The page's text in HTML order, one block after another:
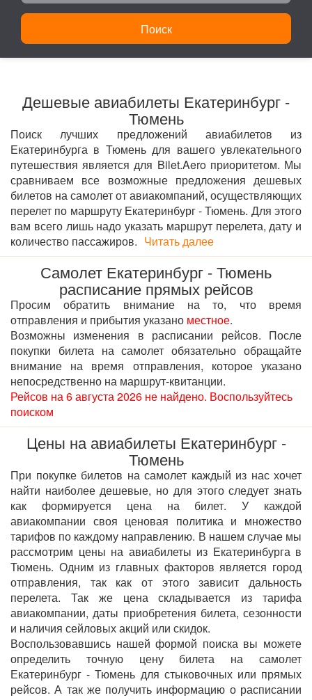
Поиск
Дешевые авиабилеты Екатеринбург -
Тюмень
Поиск лучших предложений авиабилетов из
Екатеринбурга в Тюмень для вашего увлекательного
путешествия является для Bilet.Aero приоритетом. Мы
сравниваем все возможные предложения дешевых
билетов на самолет от авиакомпаний, осуществляющих
перелет по маршруту Екатеринбург - Тюмень. Для этого
вам всего лишь надо указать маршрут перелета, дату и
количество пассажиров. Читать далее
Самолет Екатеринбург - Тюмень
расписание прямых рейсов
Просим обратить внимание на то, что время
отправления и прибытия указано местное.
Возможны изменения в расписании рейсов. После
покупки билета на самолет обязательно обращайте
внимание на время отправления, которое указано
непосредственно на маршрут-квитанции.
Рейсов на 6 августа 2026 не найдено. Воспользуйтесь
поиском
Цены на авиабилеты Екатеринбург -
Тюмень
При покупке билетов на самолет каждый из нас хочет
найти наиболее дешевые, но для этого следует знать
как формируется цена на билет. У каждой
авиакомпании своя ценовая политика и множество
тарифов по каждому направлению. В нашем случае мы
рассмотрим цены на авиабилеты из Екатеринбурга в
Тюмень. Одним из главных факторов является город
отправления, так как от этого зависит дальность
перелета. Так же цена складывается из тарифа
авиакомпании, даты приобретения билета, сезонности
и наличия сейловых акций или скидок.
Воспользовавшись нашей формой поиска вы можете
определить точную цену билета на самолет
Екатеринбург - Тюмень для стыковочных или прямых
рейсов. А так же получить информацию о расписании